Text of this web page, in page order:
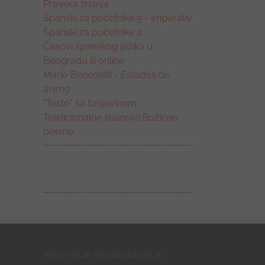
Provera znanja
Španski za početnike 5 - Imperativ
Španski za početnike 2
Časovi španskog jezika u
Beogradu ili online
Mario Benedetti - Estados de
ánimo
"Testo" sa tunjevinom
Tradicionalne španske Božićne
pesme